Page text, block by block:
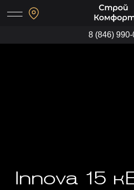
8 (846)
Innova 15